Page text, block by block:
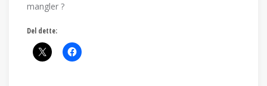
mangler ?
Del dette: